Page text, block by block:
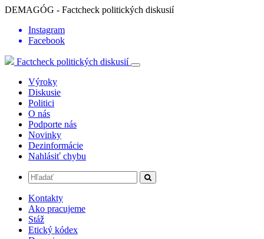
DEMAGÓG - Factcheck politických diskusií
Instagram
Facebook
Factcheck politických diskusií
Výroky
Diskusie
Politici
O nás
Podporte nás
Novinky
Dezinformácie
Nahlásiť chybu
Kontakty
Ako pracujeme
Stáž
Etický kódex